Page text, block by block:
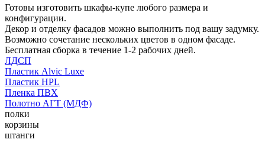
Готовы изготовить шкафы-купе любого размера и
конфигурации.
Декор и отделку фасадов можно выполнить под вашу задумку.
Возможно сочетание нескольких цветов в одном фасаде.
Бесплатная сборка в течение 1-2 рабочих дней.
ЛДСП
Пластик Alvic Luxe
Пластик HPL
Пленка ПВХ
Полотно АГТ (МДФ)
полки
корзины
штанги